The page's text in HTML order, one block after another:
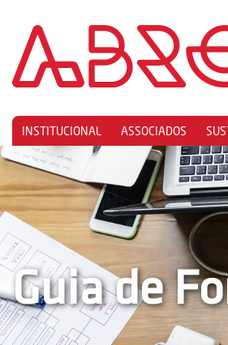
INSTITUCIONAL ASSOCIADOS
Guia de